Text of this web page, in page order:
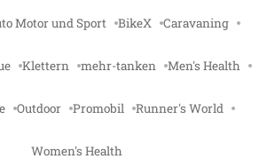
Motor und Sport BikeX Caravaning
Klettern mehr-tanken Men's Health
Outdoor Promobil Runner's World
Women's Health